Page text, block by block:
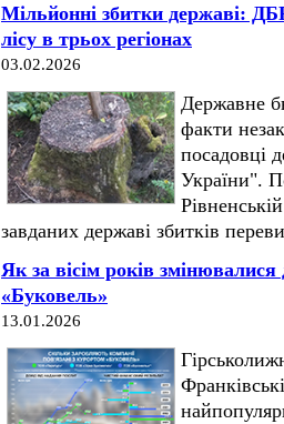
Мільйонні збитки державі:
лісу в трьох регіонах
03.02.2026
Державне
факти
посадовці
України".
завданих державі збитків
Як за вісім років
«Буковель»
13.01.2026